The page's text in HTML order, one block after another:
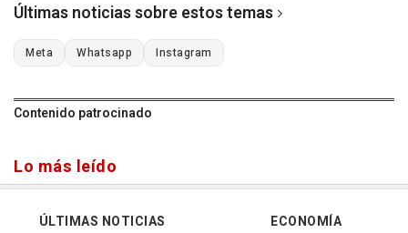
Últimas noticias sobre estos temas
Meta Whatsapp Instagram
Contenido patrocinado
Lo más leído
ÚLTIMAS NOTICIAS
ECONOMÍA